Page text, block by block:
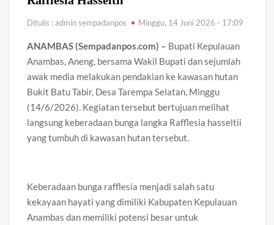
Ditulis : admin sempadanpos Minggu, 14 Juni 2026 - 17:09
ANAMBAS (Sempadanpos.com) – Bupati Kepulauan
Anambas, Aneng, bersama Wakil Bupati dan sejumlah
awak media melakukan pendakian ke kawasan hutan
Bukit Batu Tabir, Desa Tarempa Selatan, Minggu
(14/6/2026). Kegiatan tersebut bertujuan melihat
langsung keberadaan bunga langka Rafflesia hasseltii
yang tumbuh di kawasan hutan tersebut.
Keberadaan bunga rafflesia menjadi salah satu
kekayaan hayati yang dimiliki Kabupaten Kepulauan
Anambas dan memiliki potensi besar untuk